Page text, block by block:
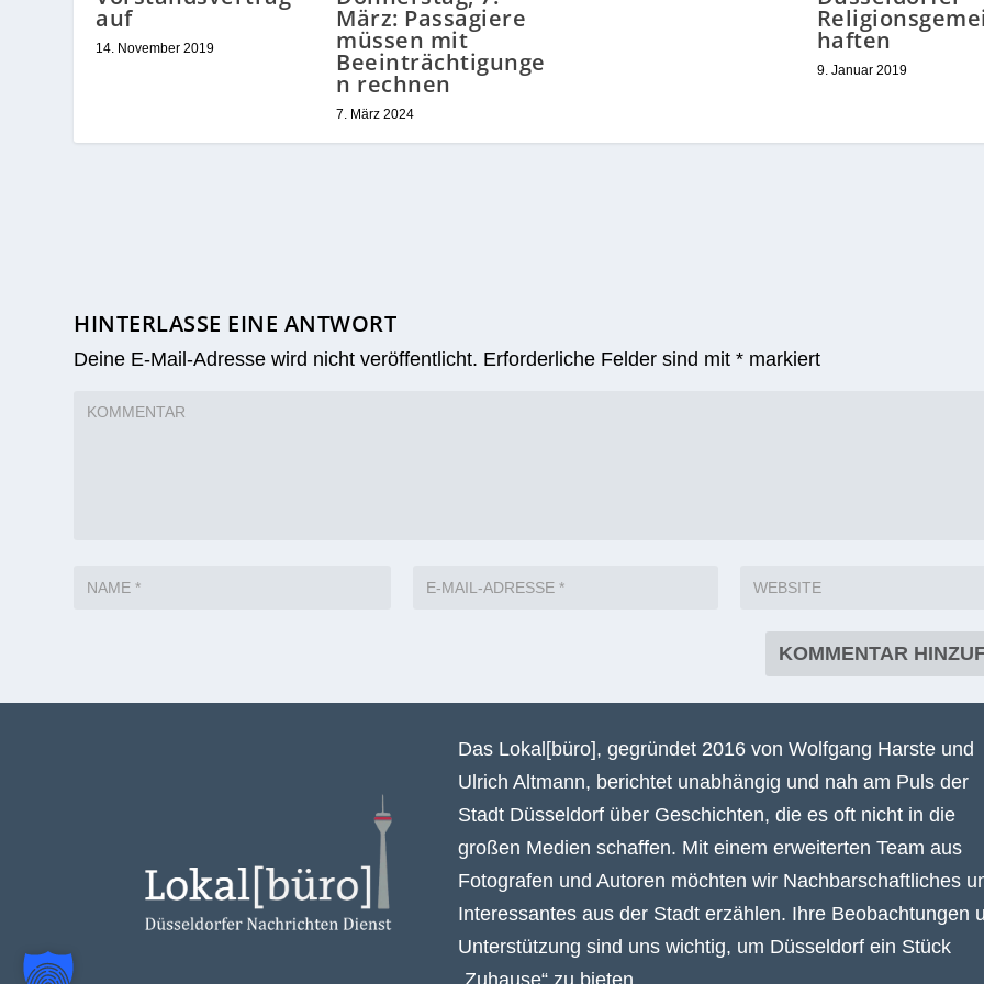
auf
14. November 2019
März: Passagiere
müssen mit
Beeinträchtigunge
n rechnen
7. März 2024
haften
9. Januar 2019
HINTERLASSE EINE ANTWORT
Deine E-Mail-Adresse wird nicht veröffentlicht. Erforderliche Felder sind mit* markiert
Das Lokal[büro], gegründet 2016 von Wolfgang Harste und
Ulrich Altmann, berichtet unabhängig und nah am Puls der
Stadt Düsseldorf über Geschichten, die es oft nicht in die
großen Medien schaffen. Mit einem erweiterten Team aus
Fotografen und Autoren möchten wir Nachbarschaftliches
Interessantes aus der Stadt erzählen. Ihre Beobachtungen
Unterstützung sind uns wichtig, um Düsseldorf ein Stück